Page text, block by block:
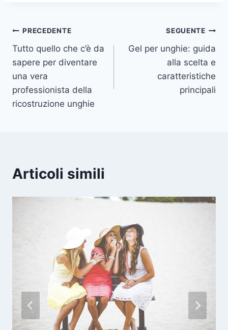
Navigazione
articoli
PRECEDENTE
Tutto quello che c’è da
sapere per diventare
una vera
professionista della
ricostruzione unghie
SEGUENTE
Gel per unghie: guida
alla scelta e
caratteristiche
principali
Articoli simili